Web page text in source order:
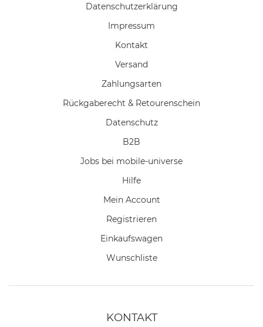
Daten­schutz­erklärung
Impressum
Kontakt
Versand
Zahlungsarten
Rückgaberecht & Retourenschein
Datenschutz
B2B
Jobs bei mobile-universe
Hilfe
Mein Account
Registrieren
Einkaufswagen
Wunschliste
KONTAKT